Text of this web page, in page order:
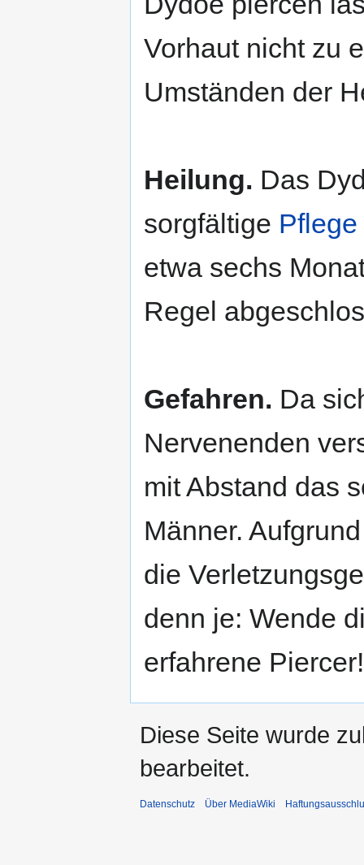
Vorhaut nicht zu
Umständen der
Heilung. Das
sorgfältige Pflege
etwa sechs
Regel
Gefahren. Da
Nervenenden
mit Abstand das
Männer.
die
denn je: Wende
erfahrene Piercer!
Diese Seite wurde
bearbeitet.
Datenschutz Über MediaWiki